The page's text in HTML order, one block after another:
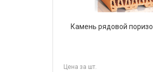
Камень рядовой
Цена за шт.